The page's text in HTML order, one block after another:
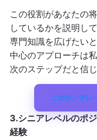
この役割があなたの
しているかを説明し
専門知識を広げたい
中心のアプローチは
次のステップだと信
このテンプレ
3.シニアレベルのポ
経験